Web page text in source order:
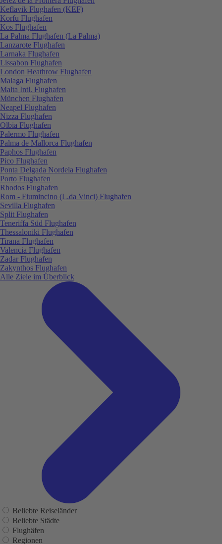
Keflavik Flughafen (KEF)
Korfu Flughafen
Kos Flughafen
La Palma Flughafen (La Palma)
Lanzarote Flughafen
Larnaka Flughafen
Lissabon Flughafen
London Heathrow Flughafen
Malaga Flughafen
Malta Intl. Flughafen
München Flughafen
Neapel Flughafen
Nizza Flughafen
Olbia Flughafen
Palermo Flughafen
Palma de Mallorca Flughafen
Paphos Flughafen
Pico Flughafen
Ponta Delgada Nordela Flughafen
Porto Flughafen
Rhodos Flughafen
Rom - Fiumincino (L.da Vinci) Flughafen
Sevilla Flughafen
Split Flughafen
Teneriffa Süd Flughafen
Thessaloniki Flughafen
Tirana Flughafen
Valencia Flughafen
Zadar Flughafen
Zakynthos Flughafen
Alle Ziele im Überblick
Beliebte Reiseländer
Beliebte Städte
Flughäfen
Regionen